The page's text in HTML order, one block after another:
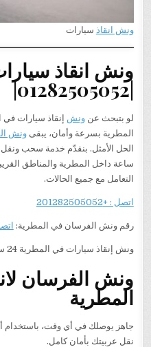
ونش انقاذ سيارات
ونش انقاذ
|01282505052|
لو بتبحث عنونش إنقاذ سيارات
المطرية بسرعة وأمان، يبقىونش
ساعة داخل المطرية والمناطق
التعامل مع جميع الحالات.
اتصل : +201282505052
رقم ونش الفرسان في المطرية: اتصل :
ونش إنقاذ سيارات في المطرية 24 ساعة
ونش الفرسان
المطرية
جاهز يوصلك في أي وقت، باستخدام
نقل عربيتك بأمان كامل.